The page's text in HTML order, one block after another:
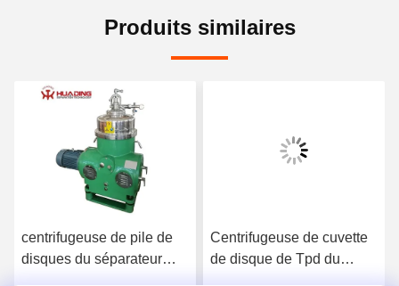
Produits similaires
centrifugeuse de pile de
disques du séparateur
Centrifugeuse de cuvette
de disque de Tpd du